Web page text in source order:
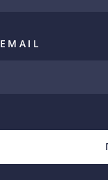
EMAIL